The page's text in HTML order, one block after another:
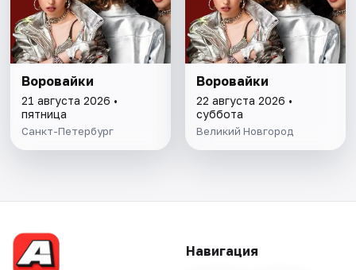
Воровайки
21 августа 2026 •
пятница
Санкт-Петербург
Воровайки
22 августа 2026 •
суббота
Великий Новгород
Навигация